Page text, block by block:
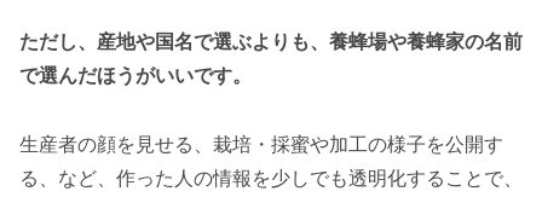
ただし、産地や国名で選ぶよりも、養蜂場や養蜂家の名前
で選んだほうがいいです。
生産者の顔を見せる、栽培・採蜜や加工の様子を公開す
る、など、作った人の情報を少しでも透明化することで、